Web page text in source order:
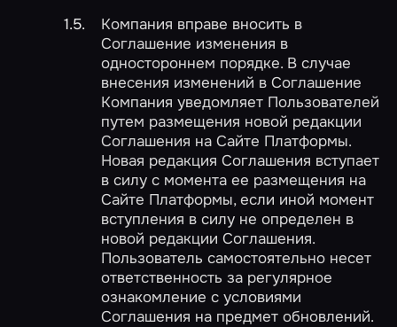
Компания вправе вносить в
Соглашение изменения в
одностороннем порядке. В случае
внесения изменений в Соглашение
Компания уведомляет Пользователей
путем размещения новой редакции
Соглашения на Сайте Платформы.
Новая редакция Соглашения вступает
в силу с момента ее размещения на
Сайте Платформы, если иной момент
вступления в силу не определен в
новой редакции Соглашения.
Пользователь самостоятельно несет
ответственность за регулярное
ознакомление с условиями
Соглашения на предмет обновлений.